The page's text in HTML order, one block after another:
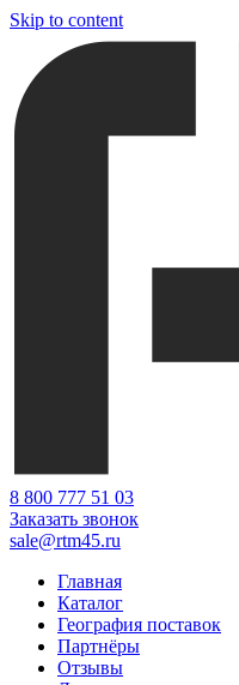
Skip to content
‎8 800 777 51 03
Заказать звонок
sale@rtm45.ru
Главная
Каталог
География поставок
Партнёры
Отзывы